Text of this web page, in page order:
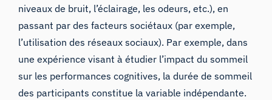
niveaux de bruit, l’éclairage, les odeurs, etc.), en
passant par des facteurs sociétaux (par exemple,
l’utilisation des réseaux sociaux). Par exemple, dans
une expérience visant à étudier l’impact du sommeil
sur les performances cognitives, la durée de sommeil
des participants constitue la variable indépendante.